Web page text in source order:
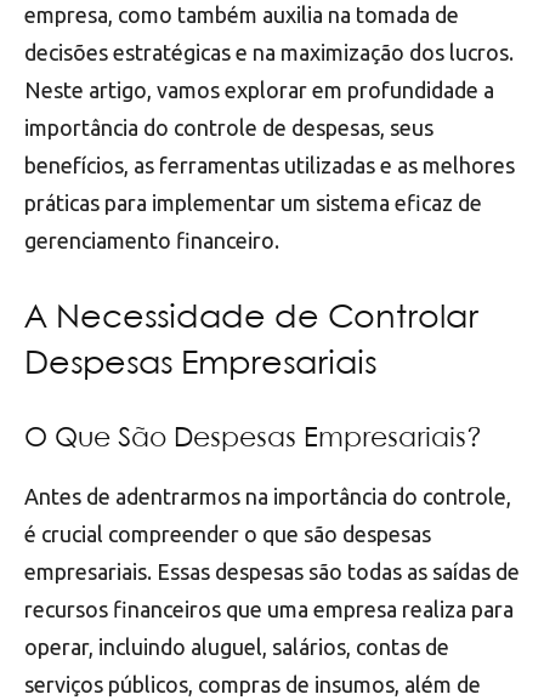
empresa, como também auxilia na tomada de
decisões estratégicas e na maximização dos lucros.
Neste artigo, vamos explorar em profundidade a
importância do controle de despesas, seus
benefícios, as ferramentas utilizadas e as melhores
práticas para implementar um sistema eficaz de
gerenciamento financeiro.
A Necessidade de Controlar
Despesas Empresariais
O Que São Despesas Empresariais?
Antes de adentrarmos na importância do controle,
é crucial compreender o que são despesas
empresariais. Essas despesas são todas as saídas de
recursos financeiros que uma empresa realiza para
operar, incluindo aluguel, salários, contas de
serviços públicos, compras de insumos, além de